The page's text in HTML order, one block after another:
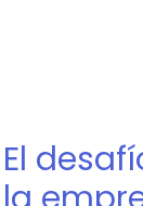
El
de
invertir